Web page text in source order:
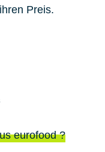
Preis.
eurofood ?